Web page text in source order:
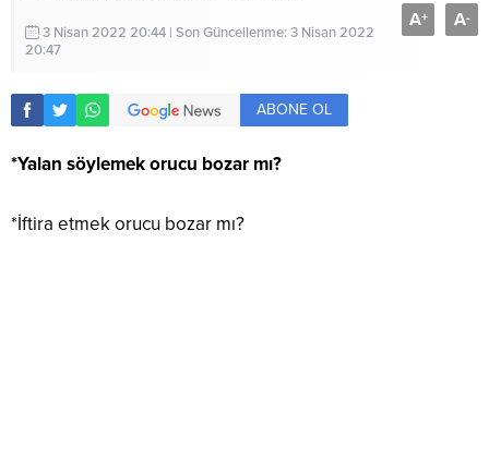
3 Nisan 2022 20:44 | Son Güncellenme: 3 Nisan 2022
20:47
A+ A-
ABONE OL
*Yalan söylemek orucu bozar mı?
*İftira etmek orucu bozar mı?